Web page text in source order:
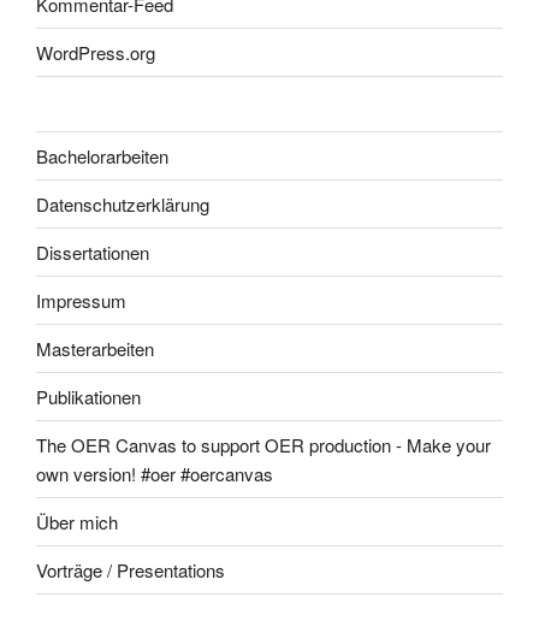
WordPress.org
Bachelorarbeiten
Datenschutzerklärung
Dissertationen
Impressum
Masterarbeiten
Publikationen
The OER Canvas to support OER production - Make your
own version! #oer #oercanvas
Über mich
Vorträge / Presentations